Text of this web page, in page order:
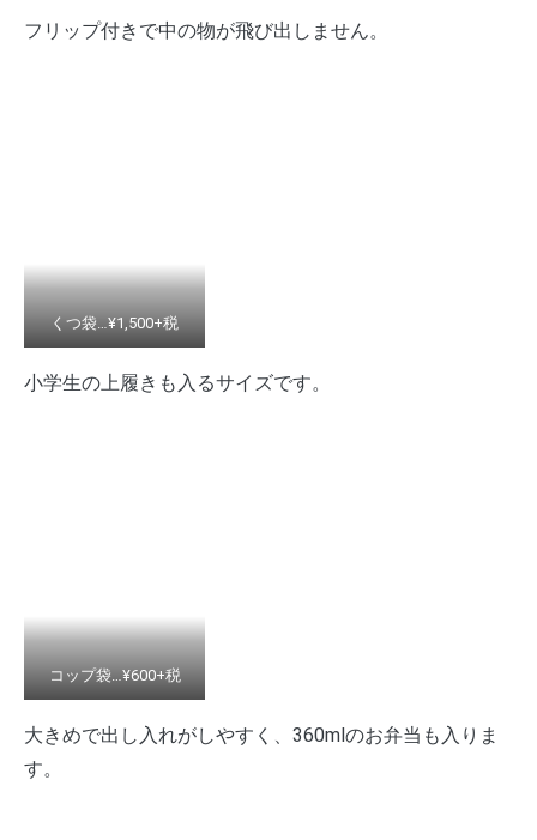
フリップ付きで中の物が飛び出しません。
くつ袋…¥1,500+税
小学生の上履きも入るサイズです。
コップ袋…¥600+税
大きめで出し入れがしやすく、360mlのお弁当も入りま
す。